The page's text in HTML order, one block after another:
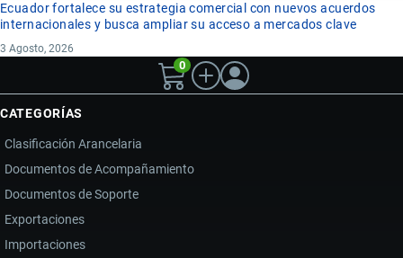
Ecuador fortalece su estrategia comercial con nuevos acuerdos
internacionales y busca ampliar su acceso a mercados clave
3 Agosto, 2026
0
CATEGORÍAS
Clasificación Arancelaria
Documentos de Acompañamiento
Documentos de Soporte
Exportaciones
Importaciones